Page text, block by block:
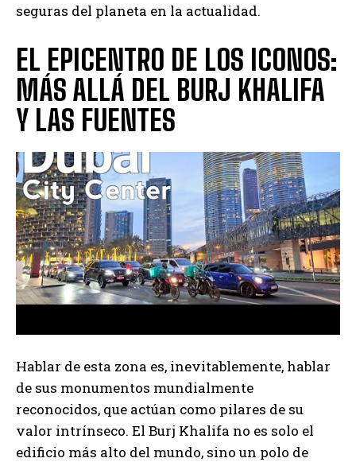
seguras del planeta en la actualidad.
EL EPICENTRO DE LOS ICONOS:
MÁS ALLÁ DEL BURJ KHALIFA
Y LAS FUENTES
Hablar de esta zona es, inevitablemente, hablar
de sus monumentos mundialmente
reconocidos, que actúan como pilares de su
valor intrínseco. El Burj Khalifa no es solo el
edificio más alto del mundo, sino un polo de